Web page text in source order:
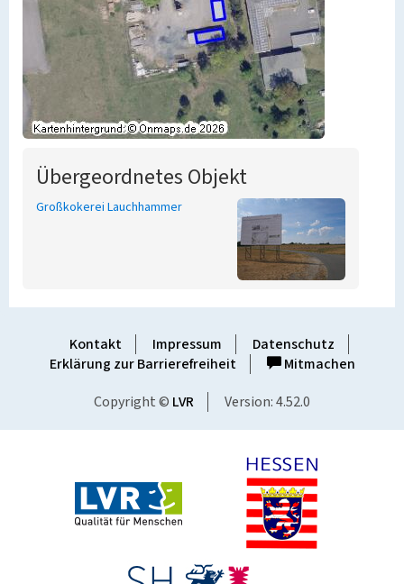
Übergeordnetes Objekt
Großkokerei Lauchhammer
Kontakt Impressum
Datenschutz
Erklärung zur Barrierefreiheit
Mitmachen
Copyright © LVR Version: 4.52.0